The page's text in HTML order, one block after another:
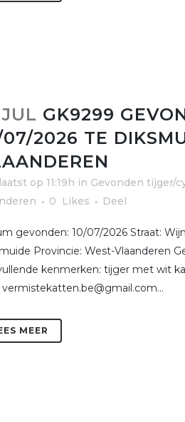
GK9299
07/2026 TE
op 11:19h in Gevonden tijger/
0 Likes Deel
gevonden: 10/07/2026 Straat:
Provincie: West-Vlaanderen
kenmerken: tijger met wit
vermistekatten.be@gmail.com...
MEER